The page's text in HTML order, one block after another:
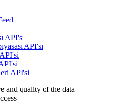
API'si
API'si
API'si
and quality of the data